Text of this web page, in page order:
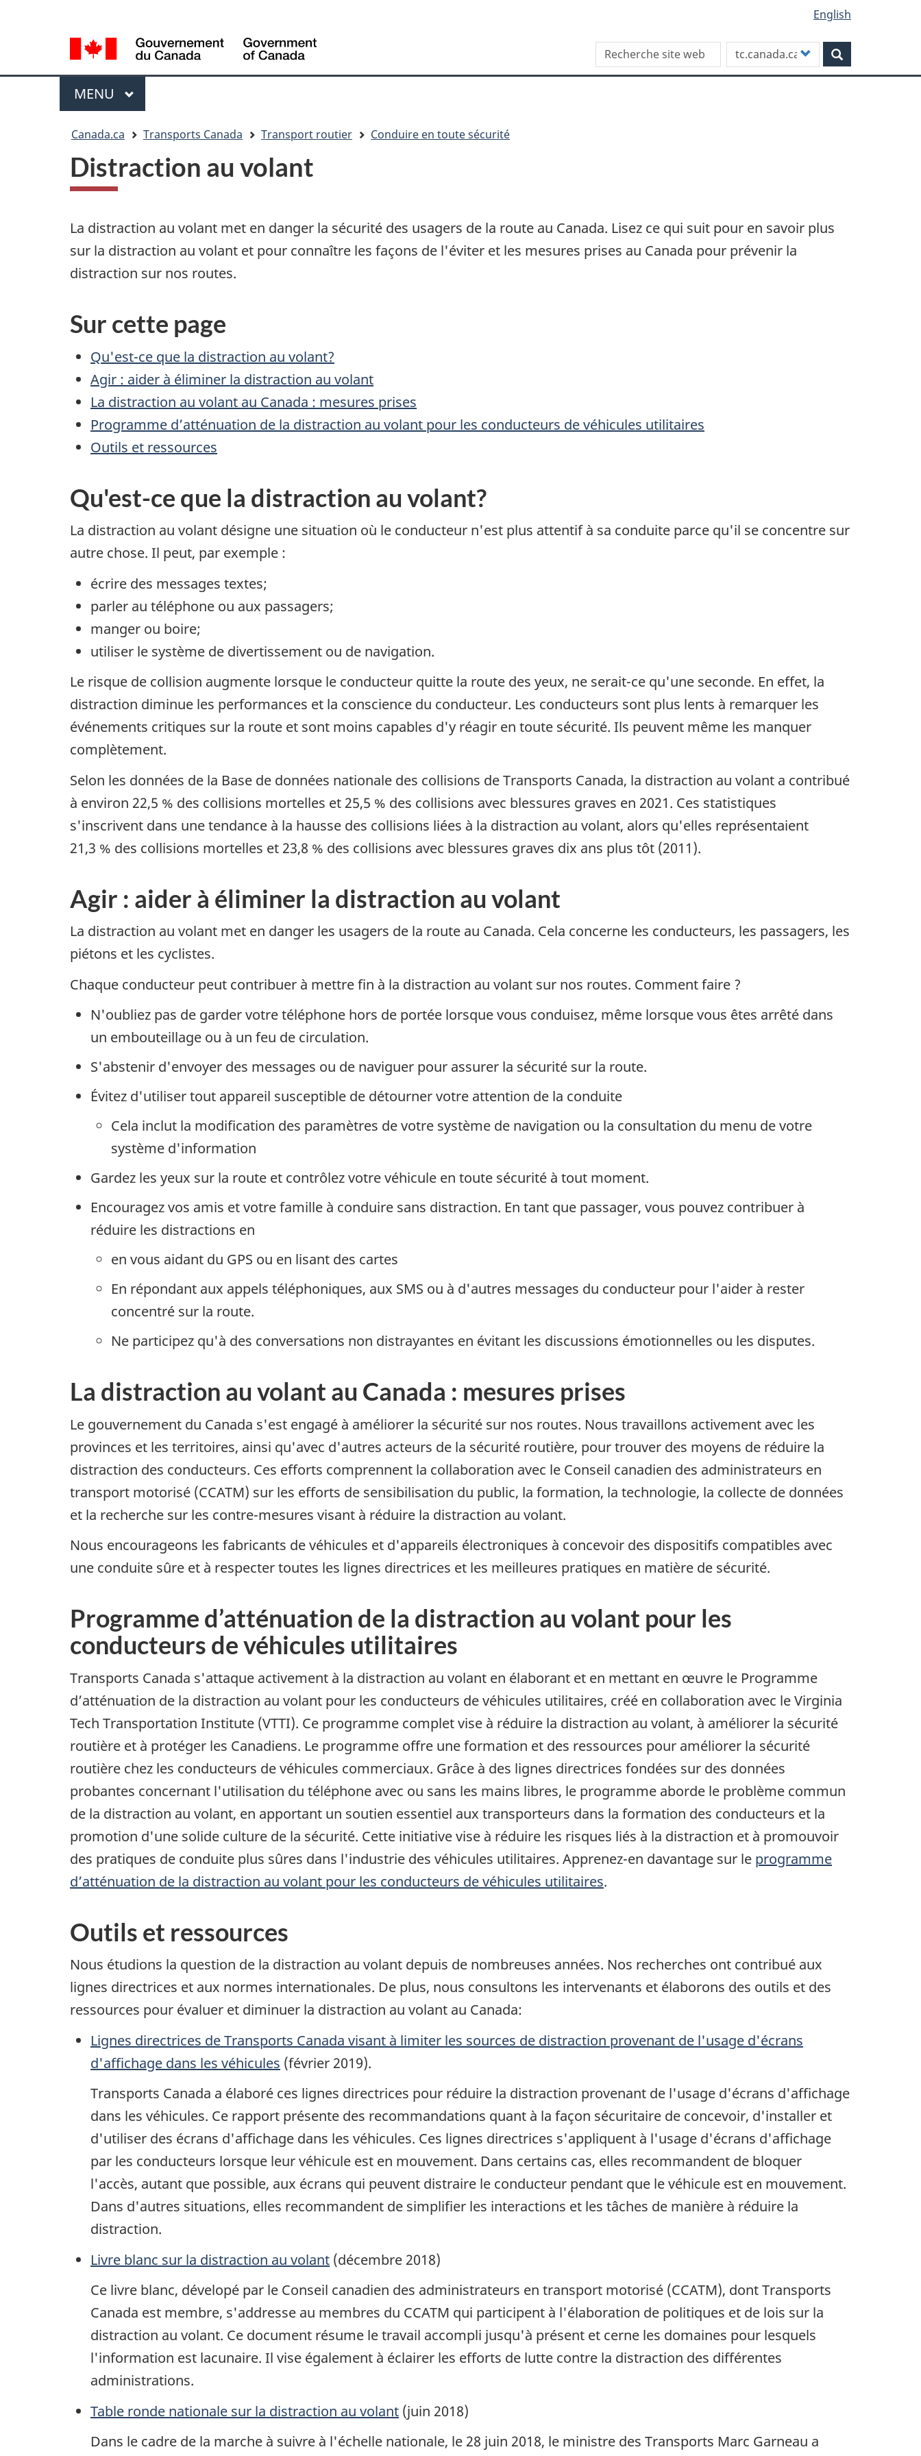
site"
HTML
de
la
langue
Language
switcher
English
of
Search this site
Customize
your
search
Menu
MENU PRINCIPAL
Canada.ca Transports Canada Transport routier Conduire en toute sécurité
Distraction au volant
La distraction au volant met en danger la sécurité des usagers de la route au Canada. Lisez ce qui suit pour en savoir plus
sur la distraction au volant et pour connaître les façons de l'éviter et les mesures prises au Canada pour prévenir la
distraction sur nos routes.
Sur cette page
Qu'est-ce que la distraction au volant?
Agir : aider à éliminer la distraction au volant
La distraction au volant au Canada : mesures prises
Programme d’atténuation de la distraction au volant pour les conducteurs de véhicules utilitaires
Outils et ressources
Qu'est-ce que la distraction au volant?
La distraction au volant désigne une situation où le conducteur n'est plus attentif à sa conduite parce qu'il se concentre sur
autre chose. Il peut, par exemple :
écrire des messages textes;
parler au téléphone ou aux passagers;
manger ou boire;
utiliser le système de divertissement ou de navigation.
Le risque de collision augmente lorsque le conducteur quitte la route des yeux, ne serait-ce qu'une seconde. En effet, la
distraction diminue les performances et la conscience du conducteur. Les conducteurs sont plus lents à remarquer les
événements critiques sur la route et sont moins capables d'y réagir en toute sécurité. Ils peuvent même les manquer
complètement.
Selon les données de la Base de données nationale des collisions de Transports Canada, la distraction au volant a contribué
à environ 22,5 % des collisions mortelles et 25,5 % des collisions avec blessures graves en 2021. Ces statistiques
s'inscrivent dans une tendance à la hausse des collisions liées à la distraction au volant, alors qu'elles représentaient
21,3 % des collisions mortelles et 23,8 % des collisions avec blessures graves dix ans plus tôt (2011).
Agir : aider à éliminer la distraction au volant
La distraction au volant met en danger les usagers de la route au Canada. Cela concerne les conducteurs, les passagers, les
piétons et les cyclistes.
Chaque conducteur peut contribuer à mettre fin à la distraction au volant sur nos routes. Comment faire ?
N'oubliez pas de garder votre téléphone hors de portée lorsque vous conduisez, même lorsque vous êtes arrêté dans
un embouteillage ou à un feu de circulation.
S'abstenir d'envoyer des messages ou de naviguer pour assurer la sécurité sur la route.
Évitez d'utiliser tout appareil susceptible de détourner votre attention de la conduite
Cela inclut la modification des paramètres de votre système de navigation ou la consultation du menu de votre
système d'information
Gardez les yeux sur la route et contrôlez votre véhicule en toute sécurité à tout moment.
Encouragez vos amis et votre famille à conduire sans distraction. En tant que passager, vous pouvez contribuer à
réduire les distractions en
en vous aidant du GPS ou en lisant des cartes
En répondant aux appels téléphoniques, aux SMS ou à d'autres messages du conducteur pour l'aider à rester
concentré sur la route.
Ne participez qu'à des conversations non distrayantes en évitant les discussions émotionnelles ou les disputes.
La distraction au volant au Canada : mesures prises
Le gouvernement du Canada s'est engagé à améliorer la sécurité sur nos routes. Nous travaillons activement avec les
provinces et les territoires, ainsi qu'avec d'autres acteurs de la sécurité routière, pour trouver des moyens de réduire la
distraction des conducteurs. Ces efforts comprennent la collaboration avec le Conseil canadien des administrateurs en
transport motorisé (CCATM) sur les efforts de sensibilisation du public, la formation, la technologie, la collecte de données
et la recherche sur les contre-mesures visant à réduire la distraction au volant.
Nous encourageons les fabricants de véhicules et d'appareils électroniques à concevoir des dispositifs compatibles avec
une conduite sûre et à respecter toutes les lignes directrices et les meilleures pratiques en matière de sécurité.
Programme d’atténuation de la distraction au volant pour les
conducteurs de véhicules utilitaires
Transports Canada s'attaque activement à la distraction au volant en élaborant et en mettant en œuvre le Programme
d’atténuation de la distraction au volant pour les conducteurs de véhicules utilitaires, créé en collaboration avec le Virginia
Tech Transportation Institute (VTTI). Ce programme complet vise à réduire la distraction au volant, à améliorer la sécurité
routière et à protéger les Canadiens. Le programme offre une formation et des ressources pour améliorer la sécurité
routière chez les conducteurs de véhicules commerciaux. Grâce à des lignes directrices fondées sur des données
probantes concernant l'utilisation du téléphone avec ou sans les mains libres, le programme aborde le problème commun
de la distraction au volant, en apportant un soutien essentiel aux transporteurs dans la formation des conducteurs et la
promotion d'une solide culture de la sécurité. Cette initiative vise à réduire les risques liés à la distraction et à promouvoir
des pratiques de conduite plus sûres dans l'industrie des véhicules utilitaires. Apprenez-en davantage sur le programme
d’atténuation de la distraction au volant pour les conducteurs de véhicules utilitaires.
Outils et ressources
Nous étudions la question de la distraction au volant depuis de nombreuses années. Nos recherches ont contribué aux
lignes directrices et aux normes internationales. De plus, nous consultons les intervenants et élaborons des outils et des
ressources pour évaluer et diminuer la distraction au volant au Canada:
Lignes directrices de Transports Canada visant à limiter les sources de distraction provenant de l'usage d'écrans
d'affichage dans les véhicules (février 2019).
Transports Canada a élaboré ces lignes directrices pour réduire la distraction provenant de l'usage d'écrans d'affichage
dans les véhicules. Ce rapport présente des recommandations quant à la façon sécuritaire de concevoir, d'installer et
d'utiliser des écrans d'affichage dans les véhicules. Ces lignes directrices s'appliquent à l'usage d'écrans d'affichage
par les conducteurs lorsque leur véhicule est en mouvement. Dans certains cas, elles recommandent de bloquer
l'accès, autant que possible, aux écrans qui peuvent distraire le conducteur pendant que le véhicule est en mouvement.
Dans d'autres situations, elles recommandent de simplifier les interactions et les tâches de manière à réduire la
distraction.
Livre blanc sur la distraction au volant (décembre 2018)
Ce livre blanc, dévelopé par le Conseil canadien des administrateurs en transport motorisé (CCATM), dont Transports
Canada est membre, s'addresse au membres du CCATM qui participent à l'élaboration de politiques et de lois sur la
distraction au volant. Ce document résume le travail accompli jusqu'à présent et cerne les domaines pour lesquels
l'information est lacunaire. Il vise également à éclairer les efforts de lutte contre la distraction des différentes
administrations.
Table ronde nationale sur la distraction au volant (juin 2018)
Dans le cadre de la marche à suivre à l'échelle nationale, le 28 juin 2018, le ministre des Transports Marc Garneau a